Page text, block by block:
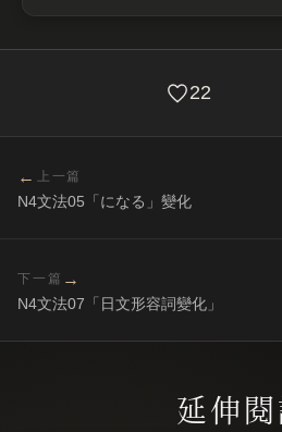
22
← 上一篇
N4文法05「になる」變化
下一篇 →
N4文法07「日文形容詞變化」